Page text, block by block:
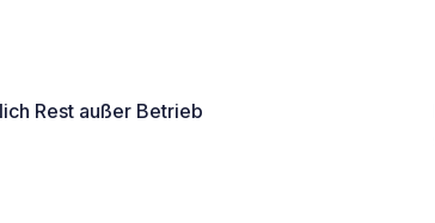
Rest außer Betrieb